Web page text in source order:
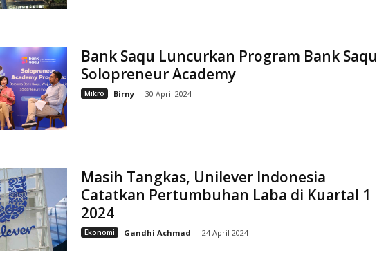
Bank Saqu Luncurkan Program Bank Saqu
Solopreneur Academy
Mikro Birny - 30 April 2024
Masih Tangkas, Unilever Indonesia
Catatkan Pertumbuhan Laba di Kuartal 1
2024
Ekonomi Gandhi Achmad - 24 April 2024